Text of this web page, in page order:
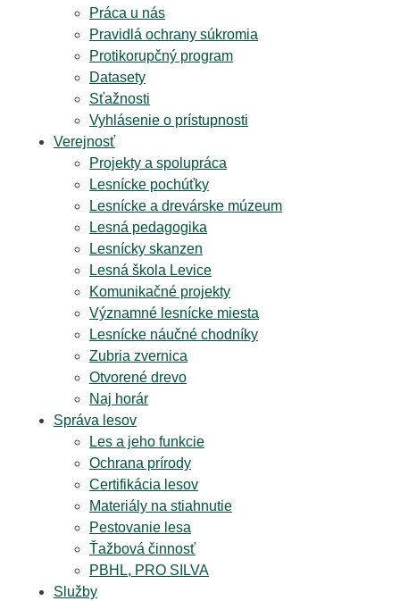
Práca u nás
Pravidlá ochrany súkromia
Protikorupčný program
Datasety
Sťažnosti
Vyhlásenie o prístupnosti
Verejnosť
Projekty a spolupráca
Lesnícke pochúťky
Lesnícke a drevárske múzeum
Lesná pedagogika
Lesnícky skanzen
Lesná škola Levice
Komunikačné projekty
Významné lesnícke miesta
Lesnícke náučné chodníky
Zubria zvernica
Otvorené drevo
Naj horár
Správa lesov
Les a jeho funkcie
Ochrana prírody
Certifikácia lesov
Materiály na stiahnutie
Pestovanie lesa
Ťažbová činnosť
PBHL, PRO SILVA
Služby